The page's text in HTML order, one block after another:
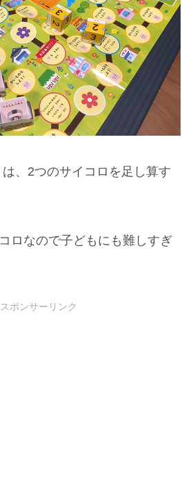
、2つのサイコロを足し算す
ロなので子どもにも難しすぎ
スポンサーリンク